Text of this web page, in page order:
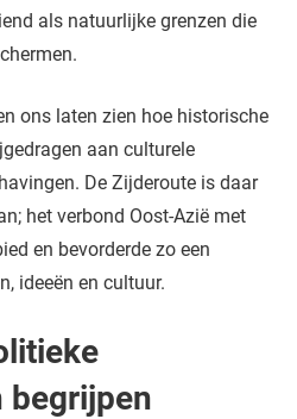
als natuurlijke grenzen die
ons laten zien hoe historische
aan culturele
De Zijderoute is daar
het verbond Oost-Azië met
en bevorderde zo een
ideeën en cultuur.
begrijpen